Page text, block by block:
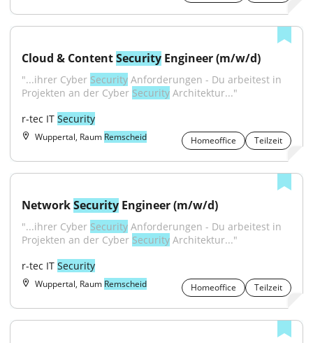
Cloud & Content Security Engineer (m/w/d)
"...ihrer Cyber Security Anforderungen - Du arbeitest in
Projekten an der Cyber Security Architektur..."
r-tec IT Security
Wuppertal, Raum Remscheid Homeoffice Teilzeit
Network Security Engineer (m/w/d)
"...ihrer Cyber Security Anforderungen - Du arbeitest in
Projekten an der Cyber Security Architektur..."
r-tec IT Security
Wuppertal, Raum Remscheid Homeoffice Teilzeit